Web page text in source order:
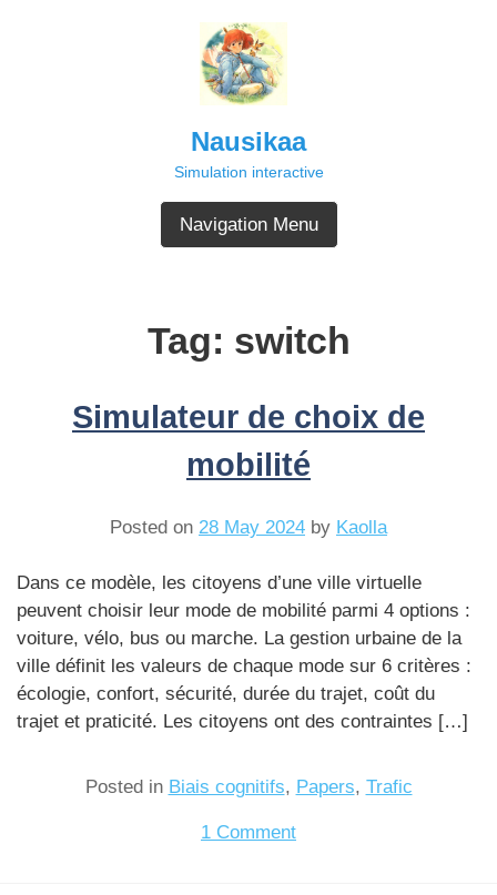
Nausikaa
Simulation interactive
Navigation Menu
Tag: switch
Simulateur de choix de
mobilité
Posted on 28 May 2024 by Kaolla
Dans ce modèle, les citoyens d’une ville virtuelle
peuvent choisir leur mode de mobilité parmi 4 options :
voiture, vélo, bus ou marche. La gestion urbaine de la
ville définit les valeurs de chaque mode sur 6 critères :
écologie, confort, sécurité, durée du trajet, coût du
trajet et praticité. Les citoyens ont des contraintes […]
Posted in Biais cognitifs, Papers, Trafic
1 Commenton